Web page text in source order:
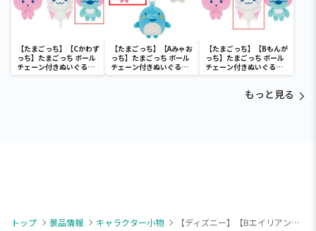
【たまごっち】【Cかわず
っち】たまごっち ボール
チェーン付きぬいぐるみ
～Tamagotchi
【たまごっち】【Aみゃお
っち】たまごっち ボール
チェーン付きぬいぐるみ
～Tamagotchi
【たまごっち】【Bもんが
っち】たまごっち ボール
チェーン付きぬいぐるみ
～Tamagotchi
もっと見る
トップ 景品情報 キャラクター小物
【ディズニー】【Bエイリアン】トイ・ストーリー “トイ・ストーリー”30周年 ミルキーボア マスコット